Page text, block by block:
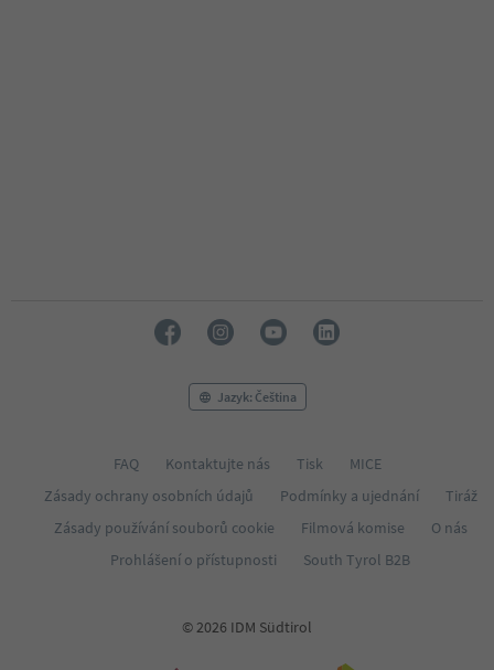
Jazyk: Čeština
FAQ Kontaktujte nás Tisk
MICE
Zásady ochrany osobních údajů
Podmínky a ujednání
Tiráž
Zásady používání souborů cookie
Filmová komise
O nás
Prohlášení o přístupnosti
South Tyrol B2B
© 2026 IDM Südtirol